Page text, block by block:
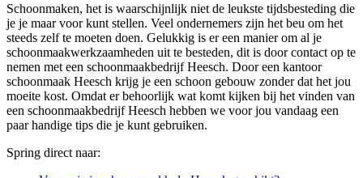
Schoonmaken, het is waarschijnlijk niet de leukste tijdsbesteding die
je je maar voor kunt stellen. Veel ondernemers zijn het beu om het
steeds zelf te moeten doen. Gelukkig is er een manier om al je
schoonmaakwerkzaamheden uit te besteden, dit is door contact op te
nemen met een schoonmaakbedrijf Heesch. Door een kantoor
schoonmaak Heesch krijg je een schoon gebouw zonder dat het jou
moeite kost. Omdat er behoorlijk wat komt kijken bij het vinden van
een schoonmaakbedrijf Heesch hebben we voor jou vandaag een
paar handige tips die je kunt gebruiken.
Spring direct naar: